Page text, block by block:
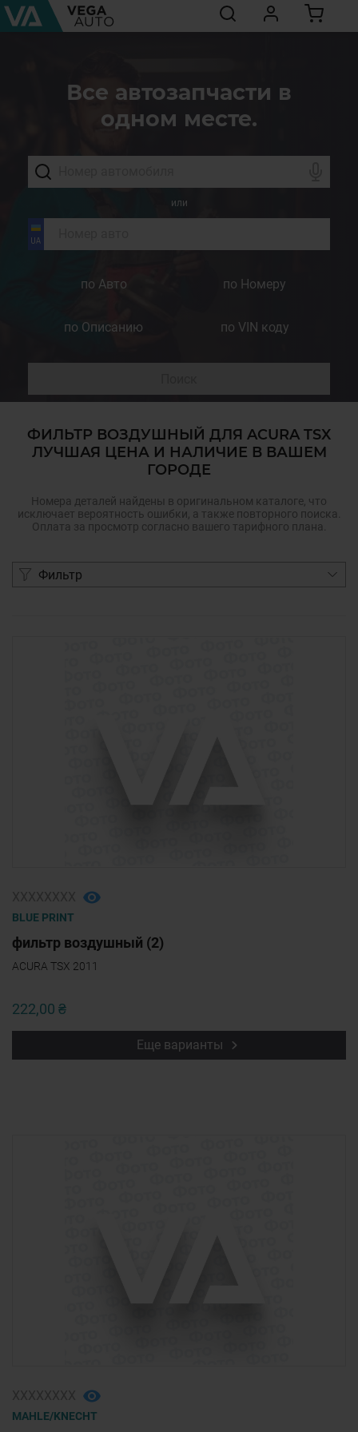
Все автозапчасти в
одном месте.
или
по Авто по Номеру
по Описанию по VIN коду
ФИЛЬТР ВОЗДУШНЫЙ ДЛЯ ACURA TSX
ЛУЧШАЯ ЦЕНА И НАЛИЧИЕ В ВАШЕМ
ГОРОДЕ
Номера деталей найдены в оригинальном каталоге, что
исключает вероятность ошибки, а также повторного поиска.
Оплата за просмотр согласно вашего тарифного плана.
Фильтр
BLUE PRINT
фильтр воздушный (2)
ACURA TSX 2011
222,00 ₴
Еще варианты
MAHLE/KNECHT